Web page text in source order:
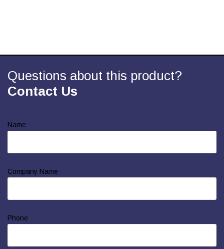
Questions about this product?
Contact Us
Name
Company Name
Phone